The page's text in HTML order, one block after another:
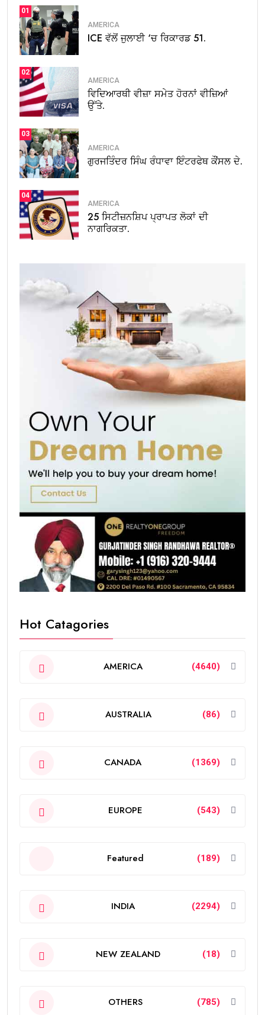
01
AMERICA
ICE ਵੱਲੋਂ ਜੁਲਾਈ ‘ਚ ਰਿਕਾਰਡ 51.
02
AMERICA
ਵਿਦਿਆਰਥੀ ਵੀਜ਼ਾ ਸਮੇਤ ਹੋਰਨਾਂ ਵੀਜ਼ਿਆਂ
ਉੱਤੇ.
03
AMERICA
ਗੁਰਜਤਿੰਦਰ ਸਿੰਘ ਰੰਧਾਵਾ ਇੰਟਰਫੇਥ ਕੌਂਸਲ ਦੇ.
04
AMERICA
25 ਸਿਟੀਜ਼ਨਸ਼ਿਪ ਪ੍ਰਾਪਤ ਲੋਕਾਂ ਦੀ
ਨਾਗਰਿਕਤਾ.
Hot Catagories
AMERICA (4640)
AUSTRALIA (86)
CANADA (1369)
EUROPE (543)
Featured (189)
INDIA (2294)
NEW ZEALAND (18)
OTHERS (785)